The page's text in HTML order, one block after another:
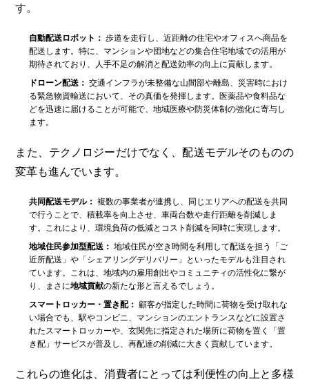
す。
自動配送ロボット： 歩道を走行し、近距離の住宅やオフィスへ商品を
配送します。特に、マンションや団地などの集合住宅地域での活用が
期待されており、人手不足の解消と配送効率の向上に貢献します。
ドローン配送： 交通インフラが未整備な山間部や離島、災害時におけ
る緊急物資輸送において、その真価を発揮します。医薬品や食料品な
どを迅速に届けることが可能で、地域医療や防災体制の強化に寄与し
ます。
また、テクノロジーだけでなく、配送モデルそのものの
変革も進んでいます。
共同配送モデル： 複数の事業者が連携し、同じエリアへの配送を共同
で行うことで、積載率を向上させ、車両台数や走行距離を削減しま
す。これにより、環境負荷の低減とコスト削減を同時に実現します。
地域住民参加型配送： 地域住民が空き時間を利用して配送を担う「ご
近所配送」や「シェアリングデリバリー」といったモデルも注目され
ています。これは、地域内の雇用創出やコミュニティの活性化に繋が
り、まさに地域貢献の新たな形と言えるでしょう。
スマートロッカー・置き配： 顧客が指定した時間に荷物を受け取れな
い場合でも、駅やコンビニ、マンションのエントランスなどに設置さ
れたスマートロッカーや、玄関先に指定された場所に荷物を置く「置
き配」サービスが普及し、再配達の削減に大きく貢献しています。
これらの進化は、消費者にとっては利便性の向上と多様